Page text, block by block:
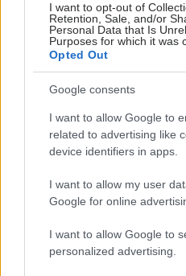
I want to opt-out of
Retention, Sale, and/or
Personal Data that Is
Purposes for which it was
Opted Out
Google consents
I want to allow Google to
related to advertising like
device identifiers in apps.
I want to allow my user
Google for online
I want to allow Google to
personalized advertising.